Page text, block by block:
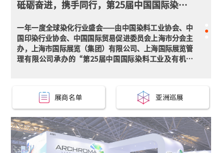
【头条】第25届中国国际染料展今日盛装开幕
以“绿色发展 共创新篇”为主题，由中国染料工业协会、
中国印染行业协会、中国国际贸易促进委员会上海市分会
主办，上海市国际展览（集团）有限公司、上海国际展览
管理有限公司承办的“第25届中国国际染料工业及有机颜